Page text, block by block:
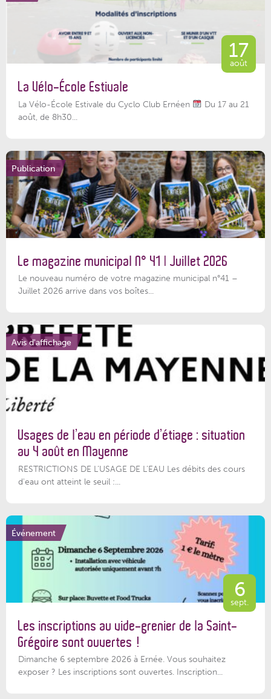
17
août
La Vélo-École Estivale
La Vélo-École Estivale du Cyclo Club Ernéen
Du 17 au 21
août, de 8h30...
Publication
Le magazine municipal N° 41 | Juillet 2026
Le nouveau numéro de votre magazine municipal n°41 –
Juillet 2026 arrive dans vos boîtes...
Avis d'affichage
Usages de l’eau en période d’étiage : situation
au 4 août en Mayenne
RESTRICTIONS DE L’USAGE DE L’EAU Les débits des cours
d'eau ont atteint le seuil :...
Événement
6
sept.
Les inscriptions au vide-grenier de la Saint-
Grégoire sont ouvertes !
Dimanche 6 septembre 2026 à Ernée. Vous souhaitez
exposer ? Les inscriptions sont ouvertes. Inscription...